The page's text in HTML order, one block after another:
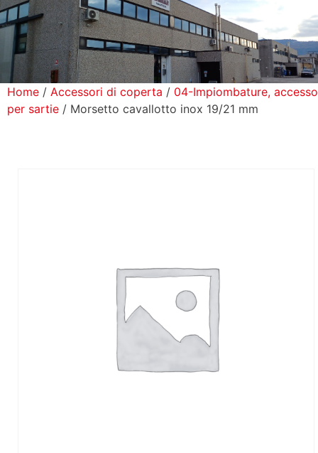
Prodotti
Home / Accessori di coperta / 04-Impiombature,
per sartie / Morsetto cavallotto inox 19/21 mm